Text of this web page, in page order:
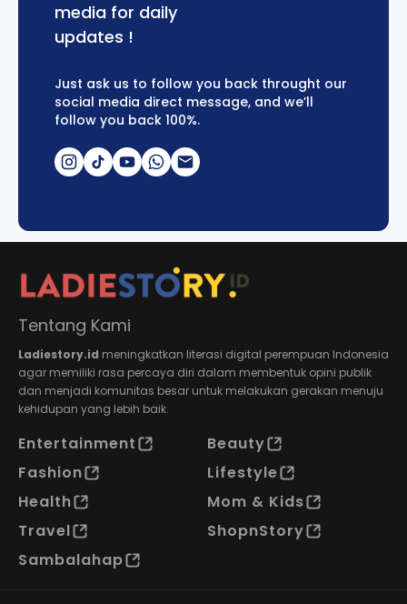
media for daily
updates !
Just ask us to follow you back throught our
social media direct message, and we’ll
follow you back 100%.
Tentang Kami
Ladiestory.id meningkatkan literasi digital perempuan Indonesia
agar memiliki rasa percaya diri dalam membentuk opini publik
dan menjadi komunitas besar untuk melakukan gerakan menuju
kehidupan yang lebih baik.
Entertainment
Beauty
Fashion
Lifestyle
Health
Mom & Kids
Travel
ShopnStory
Sambalahap